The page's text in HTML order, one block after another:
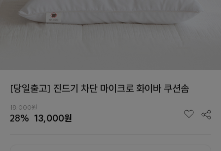
[당일출고] 진드기 차단 마이크로 화이바 쿠션솜
18,000원
28% 13,000원